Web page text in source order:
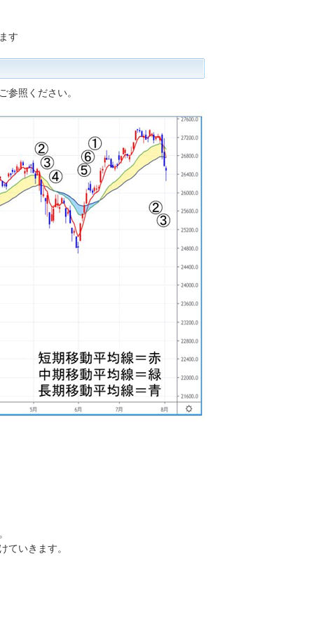
す
照ください。
ていきます。